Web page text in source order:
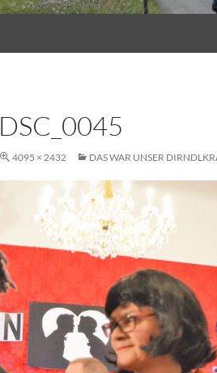
DSC_0045
4095 × 2432 DAS WAR UNSER